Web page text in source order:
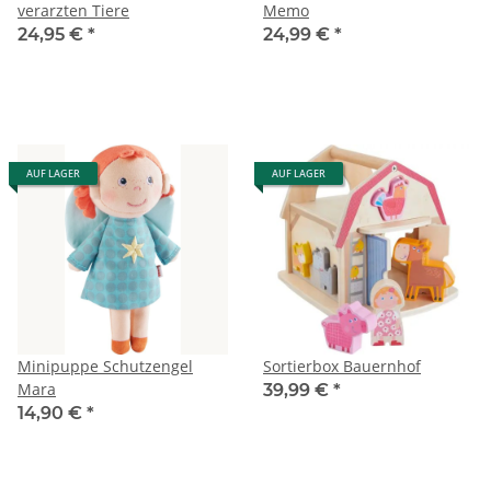
verarzten Tiere
24,95 € *
Memo
24,99 € *
AUF LAGER
Minipuppe Schutzengel
Mara
14,90 € *
AUF LAGER
Sortierbox Bauernhof
39,99 € *